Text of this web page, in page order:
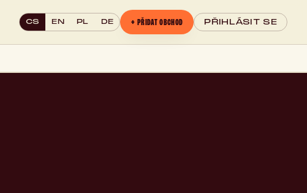
CS EN PL DE + PŘIDAT OBCHOD PŘIHLÁSIT SE